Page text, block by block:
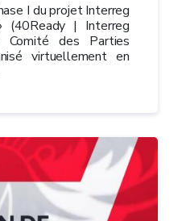
I du projet Interreg
(40Ready | Interreg
Comité des Parties
virtuellement en